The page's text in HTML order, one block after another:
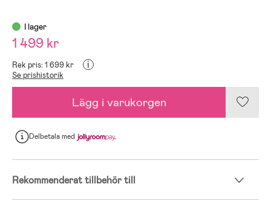
I lager
1 499 kr
Rek pris: 1 699 kr i
Se prishistorik
Lägg i varukorgen
Delbetalamed
Rekommenderat tillbehör till